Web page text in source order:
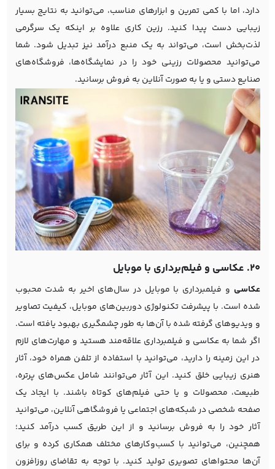
دارد، اما با کمی تمرین و ابزارهای مناسب، می‌توانید به نتایج بسیار
زیبایی دست پیدا کنید. رزین کاری علاوه بر اینکه یک سرگرمی
لذت‌بخش است، می‌تواند به یک منبع درآمد نیز تبدیل شود. شما
می‌توانید محصولات رزینی خود را در نمایشگاه‌ها، فروشگاه‌های
صنایع دستی و یا به صورت آنلاین به فروش برسانید.
20. عکاسی و فیلم‌برداری با موبایل
عکاسی و فیلمبرداری با موبایل در سال‌های اخیر به شدت محبوب
شده است. با پیشرفت تکنولوژی دوربین‌های موبایل، کیفیت تصاویر
و ویدیوهای گرفته شده با آن‌ها به طور چشمگیری بهبود یافته است.
اگر شما به عکاسی و فیلمبرداری علاقه‌مند هستید و مهارت‌های لازم
در این زمینه را دارید، می‌توانید با استفاده از تلفن همراه خود، آثار
هنری زیبایی خلق کنید. این آثار می‌توانند شامل عکس‌های پرتره،
طبیعت، محصولات و یا حتی فیلم‌های کوتاه باشند. با ایجاد یک
صفحه شخصی در شبکه‌های اجتماعی یا فروشگاهی آنلاین، می‌توانید
آثار خود را به فروش برسانید و از این طریق کسب درآمد کنید؛
همچنین، می‌توانید با کسب‌وکارهای مختلف همکاری کرده و برای
آن‌ها محتواهای تصویری تولید کنید. با توجه به تقاضای روزافزون